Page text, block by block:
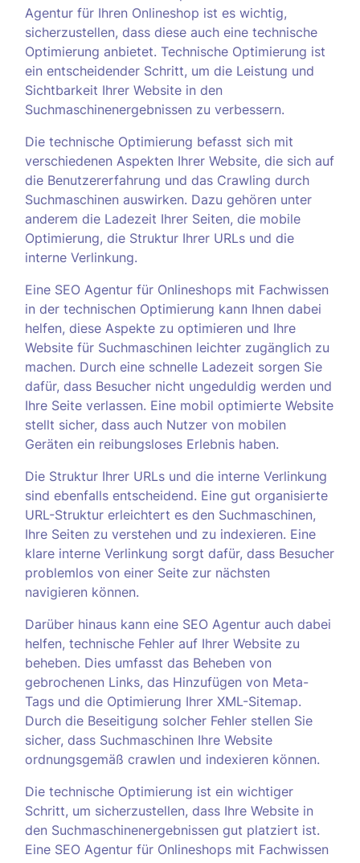
Agentur für Ihren Onlineshop ist es wichtig,
sicherzustellen, dass diese auch eine technische
Optimierung anbietet. Technische Optimierung ist
ein entscheidender Schritt, um die Leistung und
Sichtbarkeit Ihrer Website in den
Suchmaschinenergebnissen zu verbessern.
Die technische Optimierung befasst sich mit
verschiedenen Aspekten Ihrer Website, die sich auf
die Benutzererfahrung und das Crawling durch
Suchmaschinen auswirken. Dazu gehören unter
anderem die Ladezeit Ihrer Seiten, die mobile
Optimierung, die Struktur Ihrer URLs und die
interne Verlinkung.
Eine SEO Agentur für Onlineshops mit Fachwissen
in der technischen Optimierung kann Ihnen dabei
helfen, diese Aspekte zu optimieren und Ihre
Website für Suchmaschinen leichter zugänglich zu
machen. Durch eine schnelle Ladezeit sorgen Sie
dafür, dass Besucher nicht ungeduldig werden und
Ihre Seite verlassen. Eine mobil optimierte Website
stellt sicher, dass auch Nutzer von mobilen
Geräten ein reibungsloses Erlebnis haben.
Die Struktur Ihrer URLs und die interne Verlinkung
sind ebenfalls entscheidend. Eine gut organisierte
URL-Struktur erleichtert es den Suchmaschinen,
Ihre Seiten zu verstehen und zu indexieren. Eine
klare interne Verlinkung sorgt dafür, dass Besucher
problemlos von einer Seite zur nächsten
navigieren können.
Darüber hinaus kann eine SEO Agentur auch dabei
helfen, technische Fehler auf Ihrer Website zu
beheben. Dies umfasst das Beheben von
gebrochenen Links, das Hinzufügen von Meta-
Tags und die Optimierung Ihrer XML-Sitemap.
Durch die Beseitigung solcher Fehler stellen Sie
sicher, dass Suchmaschinen Ihre Website
ordnungsgemäß crawlen und indexieren können.
Die technische Optimierung ist ein wichtiger
Schritt, um sicherzustellen, dass Ihre Website in
den Suchmaschinenergebnissen gut platziert ist.
Eine SEO Agentur für Onlineshops mit Fachwissen